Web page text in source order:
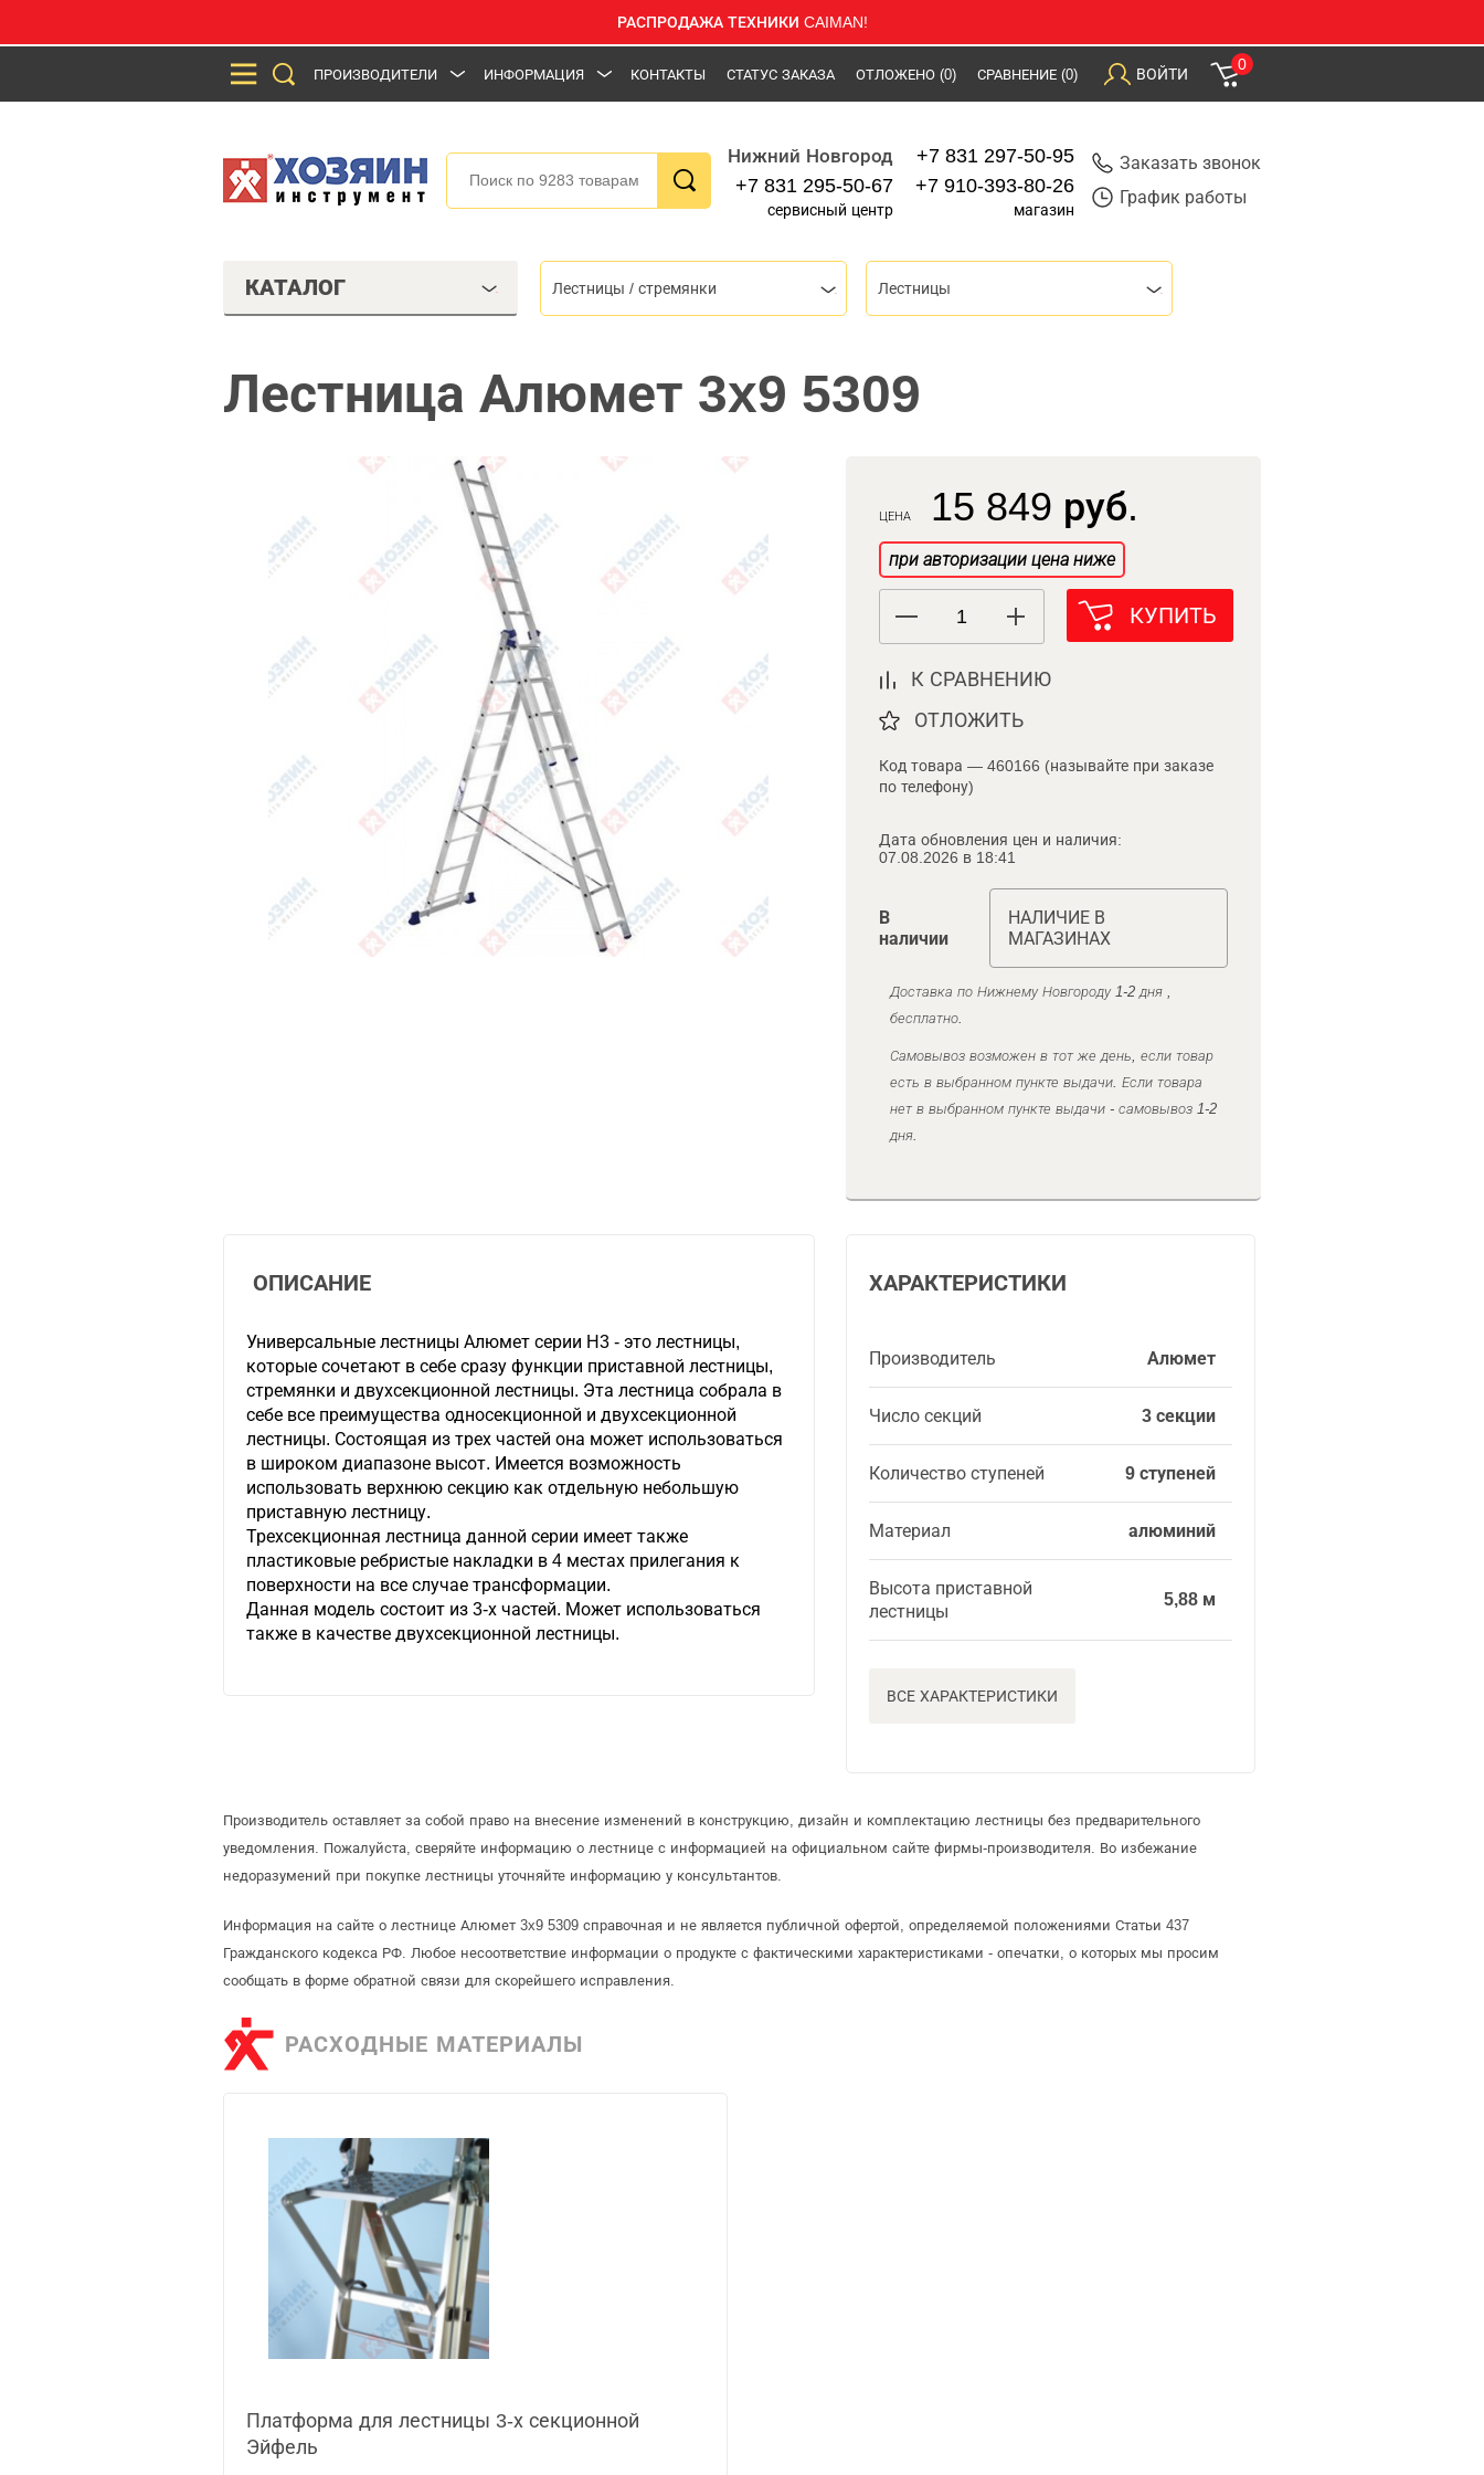
РАСПРОДАЖА ТЕХНИКИ CAIMAN!
ПРОИЗВОДИТЕЛИ ИНФОРМАЦИЯ КОНТАКТЫ СТАТУС ЗАКАЗА ОТЛОЖЕНО (0) СРАВНЕНИЕ (0) ВОЙТИ
0
Нижний Новгород
+7 831 295-50-67
сервисный центр
+7 831 297-50-95
+7 910-393-80-26
магазин
Заказать звонок
График работы
КАТАЛОГ Лестницы / стремянки Лестницы
Лестница Алюмет 3x9 5309
ЦЕНА 15 849 руб.
при авторизации цена ниже
КУПИТЬ
К СРАВНЕНИЮ
ОТЛОЖИТЬ
Код товара — 460166 (называйте при заказе
по телефону)
Дата обновления цен и наличия:
07.08.2026 в 18:41
В
наличии
НАЛИЧИЕ В
МАГАЗИНАХ
Доставка по Нижнему Новгороду 1-2 дня ,
бесплатно.
Самовывоз возможен в тот же день, если товар
есть в выбранном пункте выдачи. Если товара
нет в выбранном пункте выдачи - самовывоз 1-2
дня.
ХАРАКТЕРИСТИКИ
Производитель Алюмет
Число секций 3 секции
Количество ступеней 9 ступеней
Материал алюминий
Высота приставной
лестницы
5,88 м
ВСЕ ХАРАКТЕРИСТИКИ
ОПИСАНИЕ
Универсальные лестницы Алюмет серии H3 - это лестницы,
которые сочетают в себе сразу функции приставной лестницы,
стремянки и двухсекционной лестницы. Эта лестница собрала в
себе все преимущества односекционной и двухсекционной
лестницы. Состоящая из трех частей она может использоваться
в широком диапазоне высот. Имеется возможность
использовать верхнюю секцию как отдельную небольшую
приставную лестницу.
Трехсекционная лестница данной серии имеет также
пластиковые ребристые накладки в 4 местах прилегания к
поверхности на все случае трансформации.
Данная модель состоит из 3-х частей. Может использоваться
также в качестве двухсекционной лестницы.
Производитель оставляет за собой право на внесение изменений в конструкцию, дизайн и комплектацию лестницы без предварительного
уведомления. Пожалуйста, сверяйте информацию о лестнице с информацией на официальном сайте фирмы-производителя. Во избежание
недоразумений при покупке лестницы уточняйте информацию у консультантов.
Информация на сайте о лестнице Алюмет 3x9 5309 справочная и не является публичной офертой, определяемой положениями Статьи 437
Гражданского кодекса РФ. Любое несоответствие информации о продукте с фактическими характеристиками - опечатки, о которых мы просим
сообщать в форме обратной связи для скорейшего исправления.
РАСХОДНЫЕ МАТЕРИАЛЫ
Платформа для лестницы 3-х секционной
Эйфель